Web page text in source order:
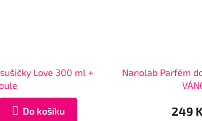
Love 300 ml +
Do košíku
Nanolab Parfém
249